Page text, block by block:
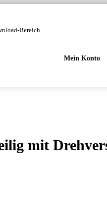
Bereich
Mein Konto
mit